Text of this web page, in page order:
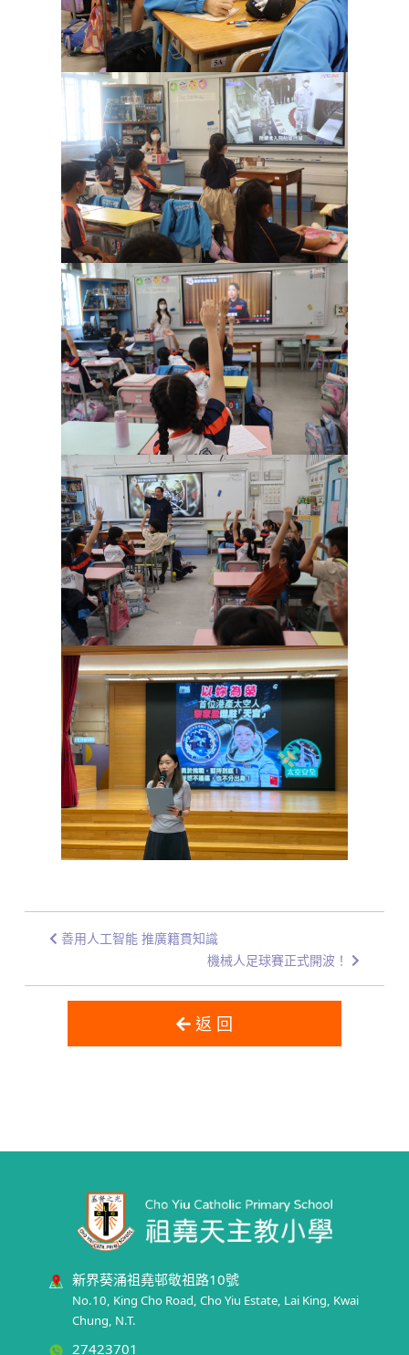
善用人工智能 推廣籍貫知識
機械人足球賽正式開波！
返 回
新界葵涌祖堯邨敬祖路10號
No.10, King Cho Road, Cho Yiu Estate, Lai King, Kwai
Chung, N.T.
27423701